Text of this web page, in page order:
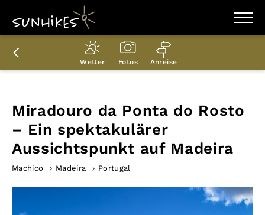
WANDERZIELE
WANDERUNGEN
ENTDECKEN
PLANER
Wetter Fotos Anreise
Miradouro da Ponta do Rosto
– Ein spektakulärer
Aussichtspunkt auf Madeira
Machico Madeira Portugal